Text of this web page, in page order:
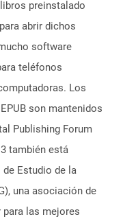
preinstalado
abrir dichos
software
teléfonos
Los
son mantenidos
Publishing Forum
también está
de Estudio de la
una asociación de
las mejores